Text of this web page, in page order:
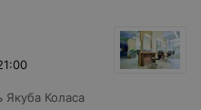
Якуба Коласа